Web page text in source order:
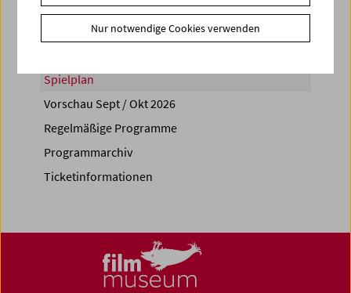
Spielplan
Vorschau Sept / Okt 2026
Regelmäßige Programme
Programmarchiv
Ticketinformationen
Nur notwendige Cookies verwenden